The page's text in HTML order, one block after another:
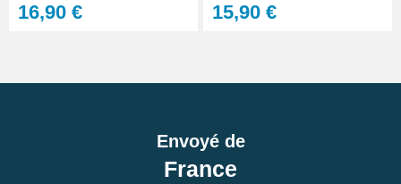
16,90 € 15,90 €
Envoyé de
France